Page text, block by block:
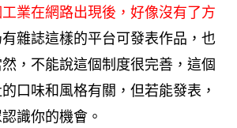
業在網路出現後，好像沒有了方
有雜誌這樣的平台可發表作品，也
，不能說這個制度很完善，這個
口味和風格有關，但若能發表，
識你的機會。